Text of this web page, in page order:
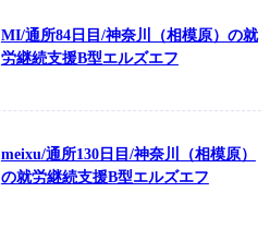
MI/通所84日目/神奈川（相模原）の就
労継続支援B型エルズエフ
meixu/通所130日目/神奈川（相模原）
の就労継続支援B型エルズエフ